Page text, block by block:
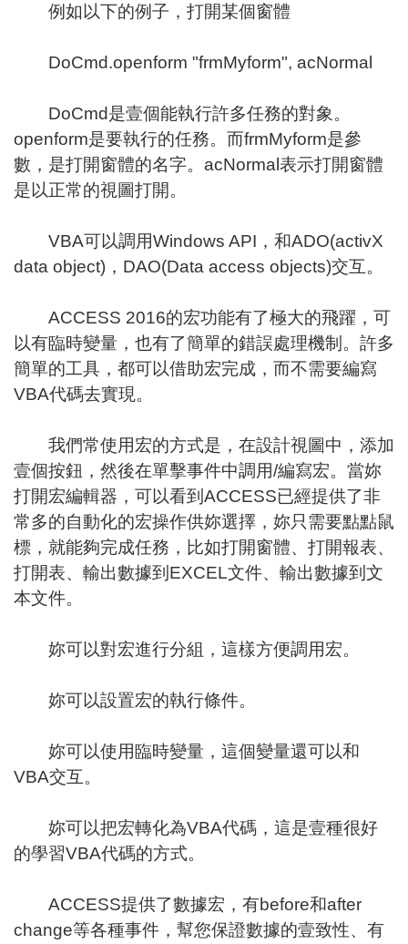
例如以下的例子，打開某個窗體
DoCmd.openform "frmMyform", acNormal
DoCmd是壹個能執行許多任務的對象。
openform是要執行的任務。而frmMyform是參
數，是打開窗體的名字。acNormal表示打開窗體
是以正常的視圖打開。
VBA可以調用Windows API，和ADO(activX
data object)，DAO(Data access objects)交互。
ACCESS 2016的宏功能有了極大的飛躍，可
以有臨時變量，也有了簡單的錯誤處理機制。許多
簡單的工具，都可以借助宏完成，而不需要編寫
VBA代碼去實現。
我們常使用宏的方式是，在設計視圖中，添加
壹個按鈕，然後在單擊事件中調用/編寫宏。當妳
打開宏編輯器，可以看到ACCESS已經提供了非
常多的自動化的宏操作供妳選擇，妳只需要點點鼠
標，就能夠完成任務，比如打開窗體、打開報表、
打開表、輸出數據到EXCEL文件、輸出數據到文
本文件。
妳可以對宏進行分組，這樣方便調用宏。
妳可以設置宏的執行條件。
妳可以使用臨時變量，這個變量還可以和
VBA交互。
妳可以把宏轉化為VBA代碼，這是壹種很好
的學習VBA代碼的方式。
ACCESS提供了數據宏，有before和after
change等各種事件，幫您保證數據的壹致性、有